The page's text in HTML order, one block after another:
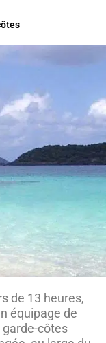
de 13 heures,
équipage de
côtes